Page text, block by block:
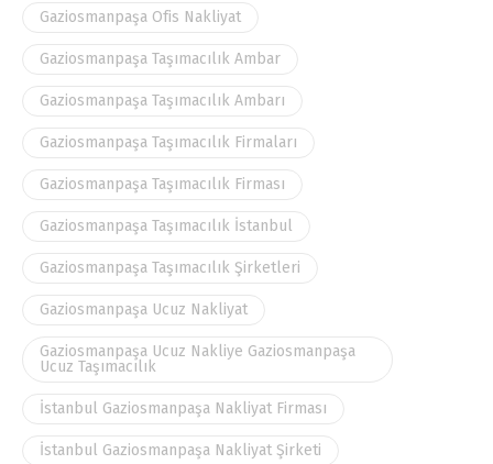
Gaziosmanpaşa Ofis Nakliyat
Gaziosmanpaşa Taşımacılık Ambar
Gaziosmanpaşa Taşımacılık Ambarı
Gaziosmanpaşa Taşımacılık Firmaları
Gaziosmanpaşa Taşımacılık Firması
Gaziosmanpaşa Taşımacılık İstanbul
Gaziosmanpaşa Taşımacılık Şirketleri
Gaziosmanpaşa Ucuz Nakliyat
Gaziosmanpaşa Ucuz Nakliye Gaziosmanpaşa
Ucuz Taşımacılık
İstanbul Gaziosmanpaşa Nakliyat Firması
İstanbul Gaziosmanpaşa Nakliyat Şirketi